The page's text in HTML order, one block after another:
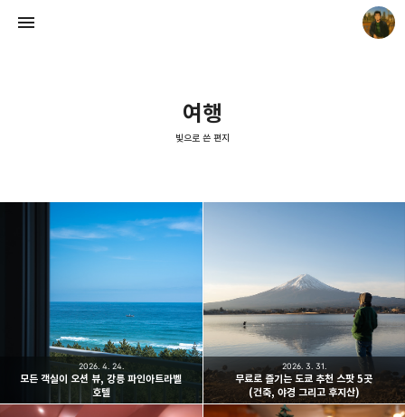
여행
빛으로 쓴 편지
모든 객실이 오션 뷰, 강릉 파인아트라벨
호텔
2026. 4. 24.
무료로 즐기는 도쿄 추천 스팟 5곳
(건축, 야경 그리고 후지산)
2026. 3. 31.
빛으로 쓴 편지